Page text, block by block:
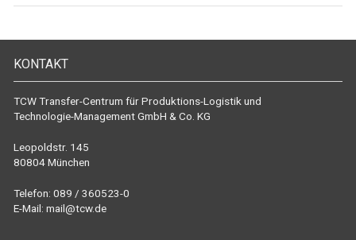
KONTAKT
TCW Transfer-Centrum für Produktions-Logistik und
Technologie-Management GmbH & Co. KG
Leopoldstr. 145
80804 München
Telefon: 089 / 360523-0
E-Mail: mail@tcw.de